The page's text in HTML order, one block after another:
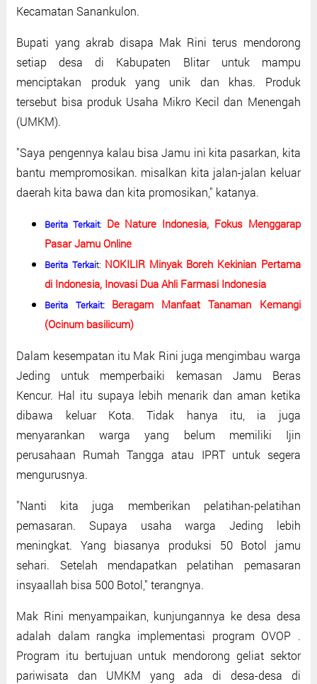
Kecamatan Sanankulon.
Bupati yang akrab disapa Mak Rini terus mendorong
setiap desa di Kabupaten Blitar untuk mampu
menciptakan produk yang unik dan khas. Produk
tersebut bisa produk Usaha Mikro Kecil dan Menengah
(UMKM).
"Saya pengennya kalau bisa Jamu ini kita pasarkan, kita
bantu mempromosikan. misalkan kita jalan-jalan keluar
daerah kita bawa dan kita promosikan," katanya.
Berita Terkait: De Nature Indonesia, Fokus Menggarap
Pasar Jamu Online
Berita Terkait: NOKILIR Minyak Boreh Kekinian Pertama
di Indonesia, Inovasi Dua Ahli Farmasi Indonesia
Berita Terkait: Beragam Manfaat Tanaman Kemangi
(Ocinum basilicum)
Dalam kesempatan itu Mak Rini juga mengimbau warga
Jeding untuk memperbaiki kemasan Jamu Beras
Kencur. Hal itu supaya lebih menarik dan aman ketika
dibawa keluar Kota. Tidak hanya itu, ia juga
menyarankan warga yang belum memiliki Ijin
perusahaan Rumah Tangga atau IPRT untuk segera
mengurusnya.
"Nanti kita juga memberikan pelatihan-pelatihan
pemasaran. Supaya usaha warga Jeding lebih
meningkat. Yang biasanya produksi 50 Botol jamu
sehari. Setelah mendapatkan pelatihan pemasaran
insyaallah bisa 500 Botol," terangnya.
Mak Rini menyampaikan, kunjungannya ke desa desa
adalah dalam rangka implementasi program OVOP .
Program itu bertujuan untuk mendorong geliat sektor
pariwisata dan UMKM yang ada di desa-desa di